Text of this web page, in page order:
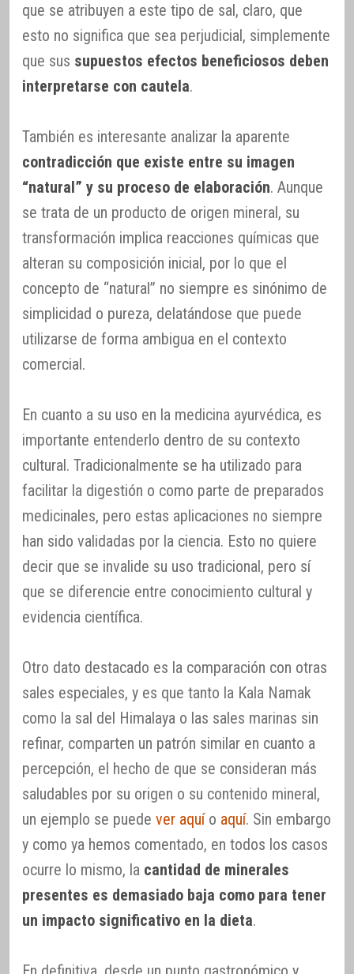
que se atribuyen a este tipo de sal, claro, que
esto no significa que sea perjudicial, simplemente
que sus supuestos efectos beneficiosos deben
interpretarse con cautela.
También es interesante analizar la aparente
contradicción que existe entre su imagen
“natural” y su proceso de elaboración. Aunque
se trata de un producto de origen mineral, su
transformación implica reacciones químicas que
alteran su composición inicial, por lo que el
concepto de “natural” no siempre es sinónimo de
simplicidad o pureza, delatándose que puede
utilizarse de forma ambigua en el contexto
comercial.
En cuanto a su uso en la medicina ayurvédica, es
importante entenderlo dentro de su contexto
cultural. Tradicionalmente se ha utilizado para
facilitar la digestión o como parte de preparados
medicinales, pero estas aplicaciones no siempre
han sido validadas por la ciencia. Esto no quiere
decir que se invalide su uso tradicional, pero sí
que se diferencie entre conocimiento cultural y
evidencia científica.
Otro dato destacado es la comparación con otras
sales especiales, y es que tanto la Kala Namak
como la sal del Himalaya o las sales marinas sin
refinar, comparten un patrón similar en cuanto a
percepción, el hecho de que se consideran más
saludables por su origen o su contenido mineral,
un ejemplo se puede ver aquío aquí. Sin embargo
y como ya hemos comentado, en todos los casos
ocurre lo mismo, la cantidad de minerales
presentes es demasiado baja como para tener
un impacto significativo en la dieta.